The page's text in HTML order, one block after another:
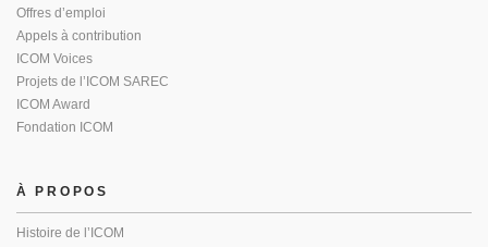
Offres d’emploi
Appels à contribution
ICOM Voices
Projets de l’ICOM SAREC
ICOM Award
Fondation ICOM
À PROPOS
Histoire de l’ICOM